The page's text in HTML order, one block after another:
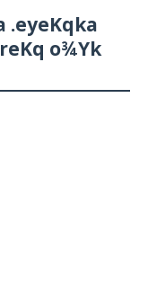
o¾Yk